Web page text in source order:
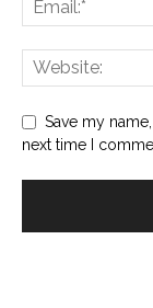
Save my
next time I